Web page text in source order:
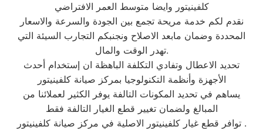
كلفينيتور وايضا متوسط العمر الافتراضي
نقدم لكم خدمة مريحة تجمع بين الجودة والسرعة والاسعار
المحددة وضمان مابعد الاصلاح ونجنبكم التجارب السيئة التي
تهدر الوقت والمال.
تحديد الاعطال وتفادي التكلفة الباهظة ان إستخدام أحدث
الأجهزة وأنظمة التكنولوجيا بمركز صيانة كلفينيتور
يساهم في تحديد المكونات التالفة يوفر الكثير لعملائنا من
المبالغ ولضمان تغيير قطع الغيار التالفة فقط
توافر قطع غيار كلفينيتور الاصلية في مركز صيانة كلفينيتور .